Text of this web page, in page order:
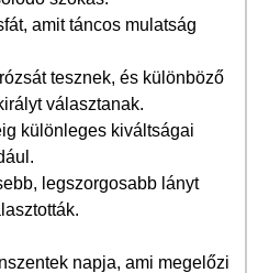
amit táncos mulatság
tesznek, és különböző
választanak.
különleges kiváltságai
legszorgosabb lányt
napja, ami megelőzi